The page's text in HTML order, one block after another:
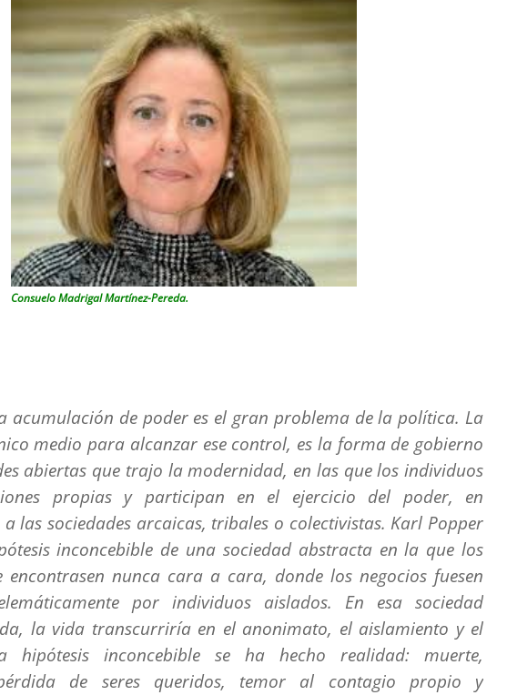
Consuelo Madrigal Martínez-Pereda.
acumulación de poder es el gran problema de la política. La
medio para alcanzar ese control, es la forma de gobierno
abiertas que trajo la modernidad, en las que los individuos
propias y participan en el ejercicio del poder, en
las sociedades arcaicas, tribales o colectivistas. Karl Popper
inconcebible de una sociedad abstracta en la que los
encontrasen nunca cara a cara, donde los negocios fuesen
por individuos aislados. En esa sociedad
la vida transcurriría en el anonimato, el aislamiento y el
hipótesis inconcebible se ha hecho realidad: muerte,
de seres queridos, temor al contagio propio y